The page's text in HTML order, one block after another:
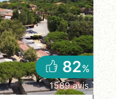
82%
1589 avis